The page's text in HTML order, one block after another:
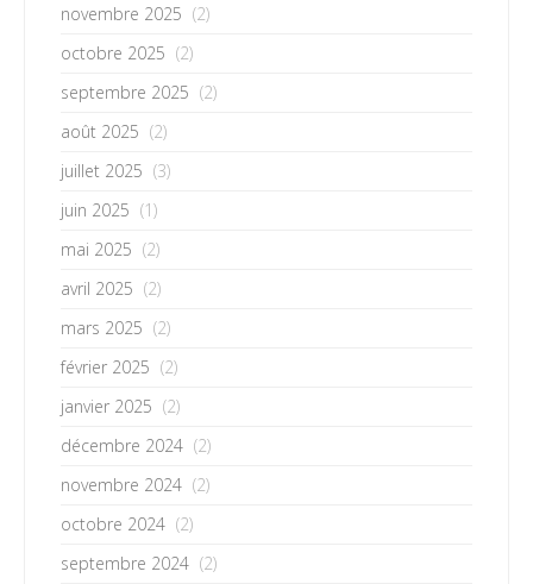
novembre 2025 (2)
octobre 2025 (2)
septembre 2025 (2)
août 2025 (2)
juillet 2025 (3)
juin 2025 (1)
mai 2025 (2)
avril 2025 (2)
mars 2025 (2)
février 2025 (2)
janvier 2025 (2)
décembre 2024 (2)
novembre 2024 (2)
octobre 2024 (2)
septembre 2024 (2)